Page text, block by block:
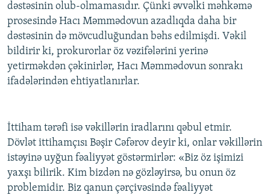
dəstəsinin olub-olmamasıdır. Çünki əvvəlki məhkəmə
prosesində Hacı Məmmədovun azadlıqda daha bir
dəstəsinin də mövcudluğundan bəhs edilmişdi. Vəkil
bildirir ki, prokurorlar öz vəzifələrini yerinə
yetirməkdən çəkinirlər, Hacı Məmmədovun sonrakı
ifadələrindən ehtiyatlanırlar.
İttiham tərəfi isə vəkillərin iradlarını qəbul etmir.
Dövlət ittihamçısı Bəşir Cəfərov deyir ki, onlar vəkillərin
istəyinə uyğun fəaliyyət göstərmirlər: «Biz öz işimizi
yaxşı bilirik. Kim bizdən nə gözləyirsə, bu onun öz
problemidir. Biz qanun çərçivəsində fəaliyyət